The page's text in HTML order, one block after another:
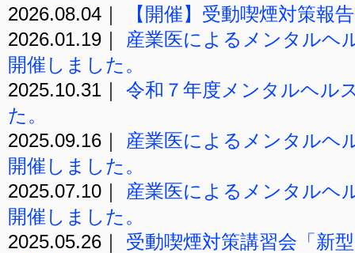
2026.08.04｜
【開催】受動喫煙対策報
2026.01.19｜ 産業医によるメンタルヘ
開催しました。
2025.10.31｜ 令和７年度メンタルヘル
た。
2025.09.16｜ 産業医によるメンタルヘ
開催しました。
2025.07.10｜ 産業医によるメンタルヘ
開催しました。
2025.05.26｜ 受動喫煙対策講習会「新